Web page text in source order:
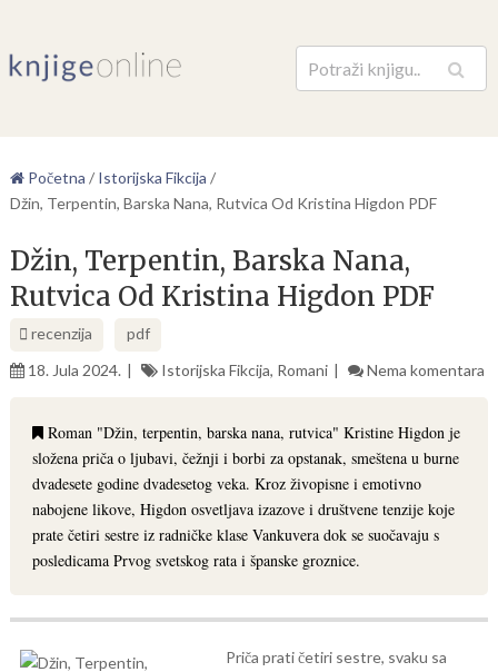
Pretraga
Početna / Istorijska Fikcija /
Džin, Terpentin, Barska Nana, Rutvica Od Kristina Higdon PDF
Džin, Terpentin, Barska Nana,
Rutvica Od Kristina Higdon PDF
recenzija
pdf
18. Jula 2024.
Istorijska Fikcija, Romani Nema komentara
Roman "Džin, terpentin, barska nana, rutvica" Kristine Higdon je
složena priča o ljubavi, čežnji i borbi za opstanak, smeštena u burne
dvadesete godine dvadesetog veka. Kroz živopisne i emotivno
nabojene likove, Higdon osvetljava izazove i društvene tenzije koje
prate četiri sestre iz radničke klase Vankuvera dok se suočavaju s
posledicama Prvog svetskog rata i španske groznice.
Priča prati četiri sestre, svaku sa